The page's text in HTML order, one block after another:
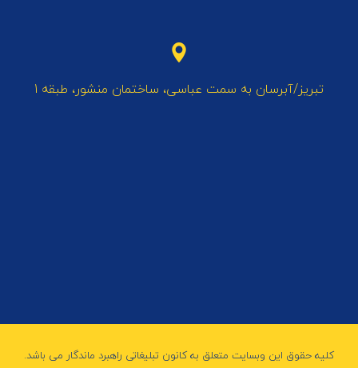
تبریز/آبرسان به سمت عباسی، ساختمان منشور، طبقه 1
کلیه حقوق این وبسایت متعلق به کانون تبلیغاتی راهبرد ماندگار می باشد.